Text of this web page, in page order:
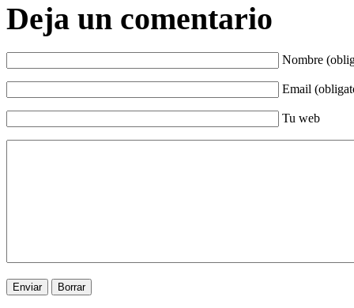
Deja un comentario
Nombre
Email
Tu web